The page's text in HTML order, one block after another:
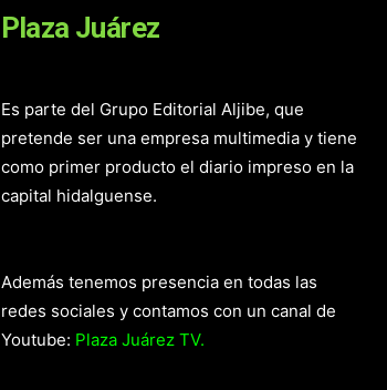
Plaza Juárez
Es parte del Grupo Editorial Aljibe, que
pretende ser una empresa multimedia y tiene
como primer producto el diario impreso en la
capital hidalguense.
Además tenemos presencia en todas las
redes sociales y contamos con un canal de
Youtube: Plaza Juárez TV.